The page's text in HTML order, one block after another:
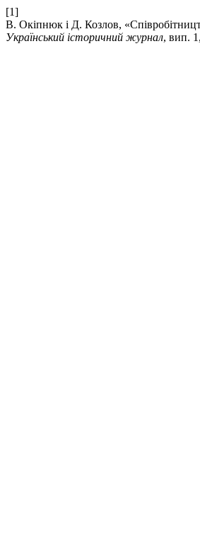
[1]
В. Окіпнюк і Д. Козлов,
Український історичний журнал, вип.